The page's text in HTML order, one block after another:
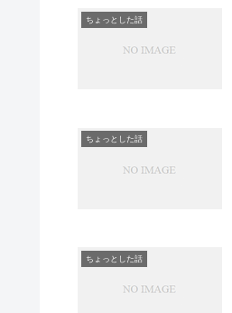
ちょっとした話
ちょっとした話
ちょっとした話